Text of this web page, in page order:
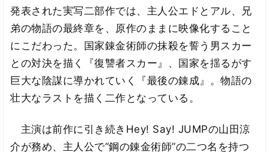
発表された実写二部作では、主人公エドとアル、兄
弟の物語の最終章を、原作のままに映像化すること
にこだわった。国家錬金術師の抹殺を誓う男スカー
との対決を描く『復讐者スカー』、国家を揺るがす
巨大な陰謀に導かれていく『最後の錬成』。物語の
壮大なラストを描く二作となっている。
主演は前作に引き続きHey! Say! JUMPの山田涼
介が務め、主人公で“鋼の錬金術師”の二つ名を持つ